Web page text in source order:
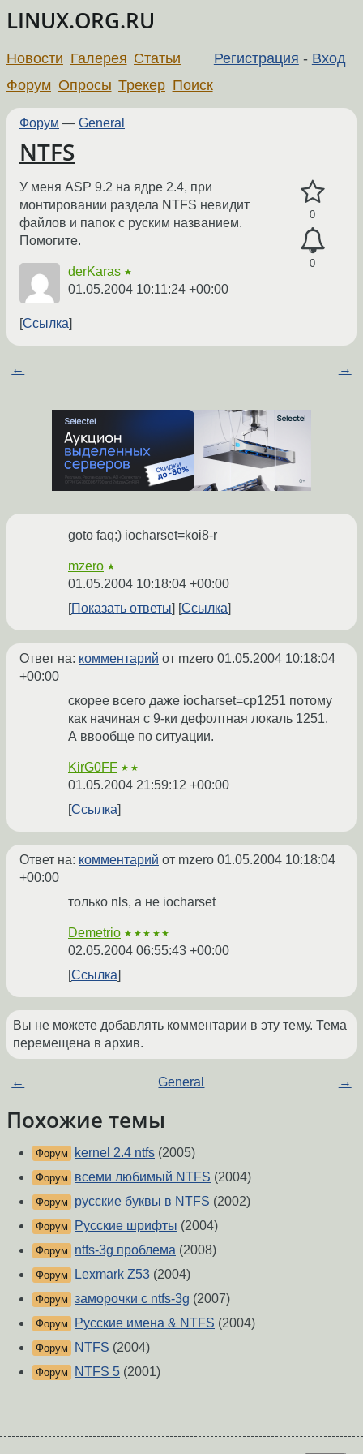
LINUX.ORG.RU
Регистрация - Вход
Новости Галерея Статьи
Форум Опросы Трекер Поиск
Форум — General
NTFS
0
0
У меня ASP 9.2 на ядре 2.4, при
монтировании раздела NTFS невидит
файлов и папок с руским названием.
Помогите.
derKaras ★
01.05.2004 10:11:24 +00:00
Ссылка
← →
goto faq;) iocharset=koi8-r
mzero ★
01.05.2004 10:18:04 +00:00
Показать ответы
Ссылка
Ответ на: комментарий от mzero 01.05.2004 10:18:04
+00:00
скорее всего даже iocharset=cp1251 потому
как начиная с 9-ки дефолтная локаль 1251.
А ввообще по ситуации.
KirG0FF ★★
01.05.2004 21:59:12 +00:00
Ссылка
Ответ на: комментарий от mzero 01.05.2004 10:18:04
+00:00
только nls, а не iocharset
Demetrio ★★★★★
02.05.2004 06:55:43 +00:00
Ссылка
Вы не можете добавлять комментарии в эту тему. Тема
перемещена в архив.
← General →
Похожие темы
Форум kernel 2.4 ntfs (2005)
Форум всеми любимый NTFS (2004)
Форум русские буквы в NTFS (2002)
Форум Русские шрифты (2004)
Форум ntfs-3g проблема (2008)
Форум Lexmark Z53 (2004)
Форум заморочки с ntfs-3g (2007)
Форум Русские имена & NTFS (2004)
Форум NTFS (2004)
Форум NTFS 5 (2001)